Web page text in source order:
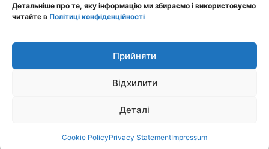
Детальніше про те, яку інформацію ми збираємо і використовуємо
читайте в Політиці конфіденційності
Прийняти
Відхилити
Деталі
Cookie PolicyPrivacy StatementImpressum
Ідеї
Правова інформація